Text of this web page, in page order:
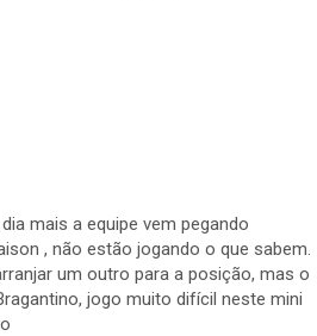
mais a equipe vem pegando
, não estão jogando o que sabem.
um outro para a posição, mas o
jogo muito difícil neste mini